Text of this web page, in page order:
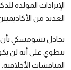
الإيرادات المولدة
العديد من
يجادل تشومسكي
تنطوي على أنه لن
المناقشات